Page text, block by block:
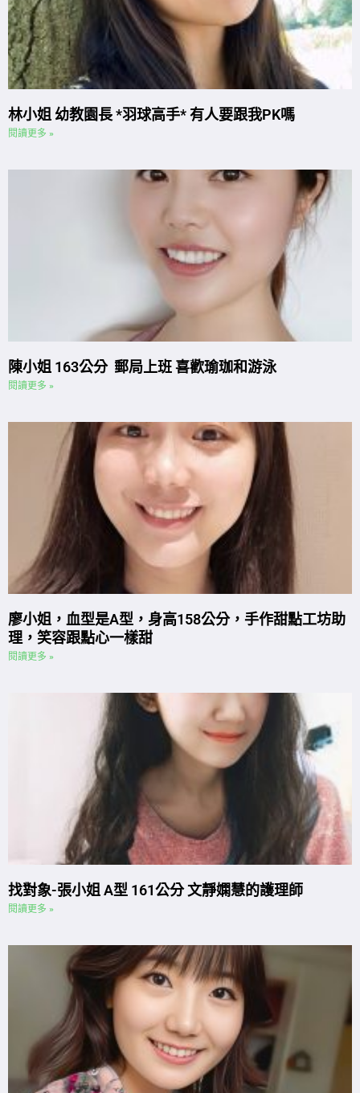
林小姐 幼教園長 *羽球高手* 有人要跟我PK嗎
閱讀更多 »
陳小姐 163公分 郵局上班 喜歡瑜珈和游泳
閱讀更多 »
廖小姐，血型是A型，身高158公分，手作甜點工坊助
理，笑容跟點心一樣甜
閱讀更多 »
找對象-張小姐 A型 161公分 文靜嫻慧的護理師
閱讀更多 »